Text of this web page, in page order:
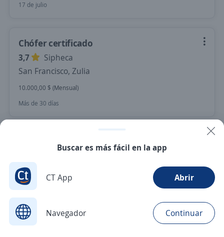
17 de julio
Chófer certificado
3,7
Sipheca
San Francisco, Zulia
10.000,00 $ (Mensual)
Más de 30 días
Empleos similares
Mensajero/a motorizado/a
Buscar es más fácil en la app
CT App Abrir
Navegador Continuar